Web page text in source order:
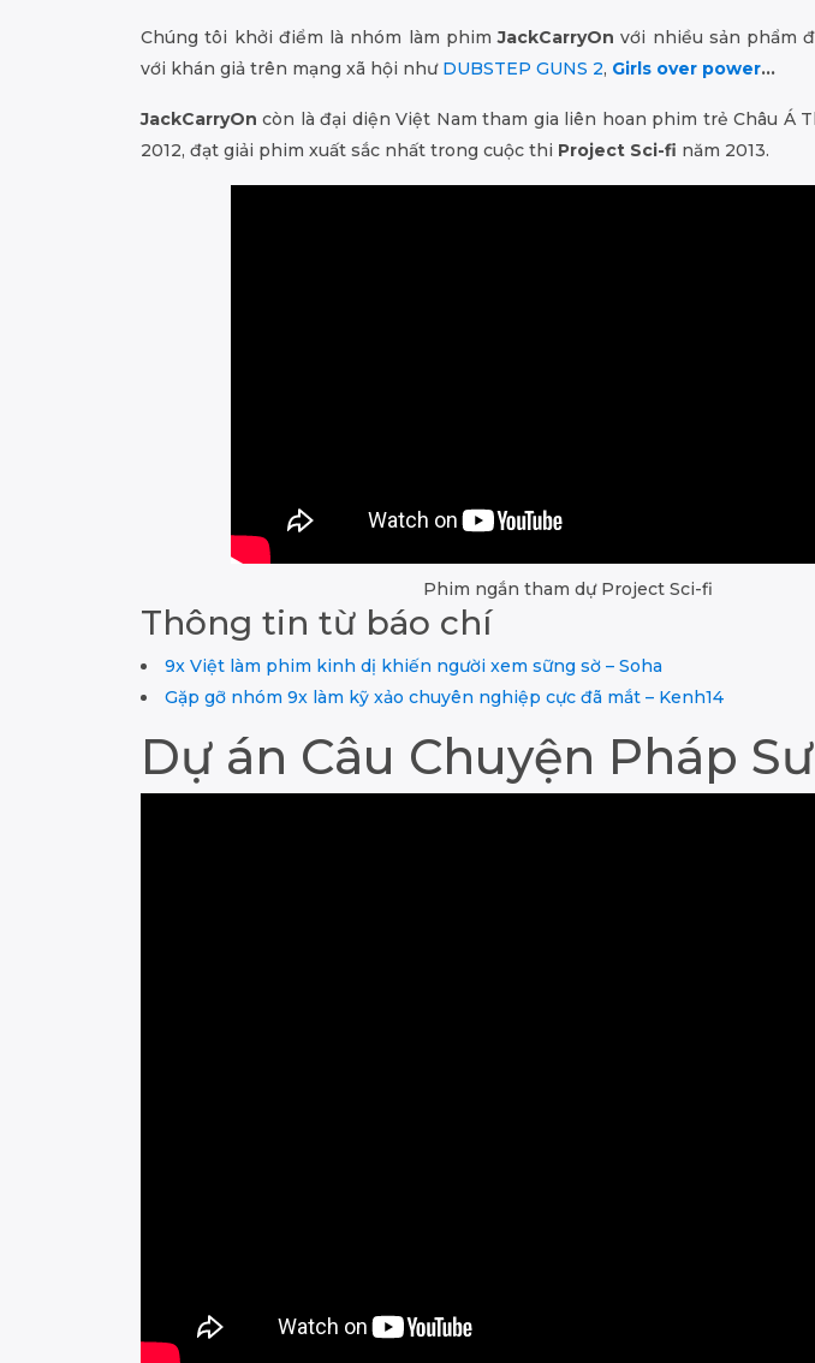
Chúng tôi khởi điểm là nhóm làm phimJackCarryOn với nhiều sản phẩm
với khán giả trên mạng xã hội như DUBSTEP GUNS 2, Girls over power…
JackCarryOn còn là đại diện Việt Nam tham gia liên hoan phim trẻ Châu Á
2012, đạt giải phim xuất sắc nhất trong cuộc thi Project Sci-fi năm 2013.
Phim ngắn tham dự Project Sci-fi
Thông tin từ báo chí
9x Việt làm phim kinh dị khiến người xem sững sờ – Soha
Gặp gỡ nhóm 9x làm kỹ xảo chuyên nghiệp cực đã mắt – Kenh14
Dự án Câu Chuyện Pháp Sư